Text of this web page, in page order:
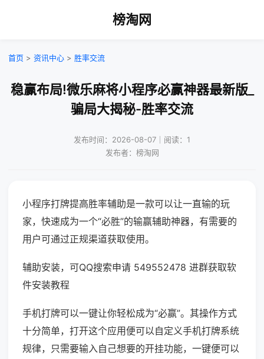
榜淘网
首页 > 资讯中心 > 胜率交流
稳赢布局!微乐麻将小程序必赢神器最新版_
骗局大揭秘-胜率交流
发布时间：2026-08-07｜阅读：1
发布者：榜淘网
小程序打牌提高胜率辅助是一款可以让一直输的玩
家，快速成为一个“必胜”的输赢辅助神器，有需要的
用户可通过正规渠道获取使用。
辅助安装，可QQ搜索申请 549552478 进群获取软
件安装教程
手机打牌可以一键让你轻松成为“必赢”。其操作方式
十分简单，打开这个应用便可以自定义手机打牌系统
规律，只需要输入自己想要的开挂功能，一键便可以